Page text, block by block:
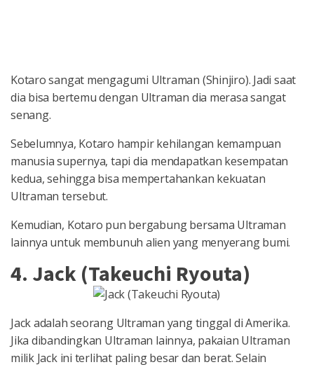
Kotaro sangat mengagumi Ultraman (Shinjiro). Jadi saat
dia bisa bertemu dengan Ultraman dia merasa sangat
senang.
Sebelumnya, Kotaro hampir kehilangan kemampuan
manusia supernya, tapi dia mendapatkan kesempatan
kedua, sehingga bisa mempertahankan kekuatan
Ultraman tersebut.
Kemudian, Kotaro pun bergabung bersama Ultraman
lainnya untuk membunuh alien yang menyerang bumi.
4. Jack (Takeuchi Ryouta)
Jack adalah seorang Ultraman yang tinggal di Amerika.
Jika dibandingkan Ultraman lainnya, pakaian Ultraman
milik Jack ini terlihat paling besar dan berat. Selain